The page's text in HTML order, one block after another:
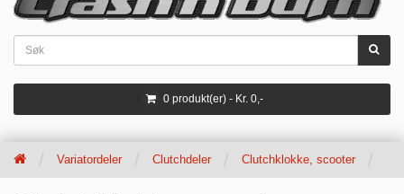
0 produkt(er) - Kr. 0,-
Variatordeler Clutchdeler Clutchklokke, scooter